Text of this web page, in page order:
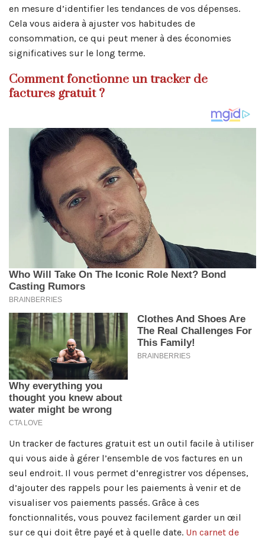
en mesure d’identifier les tendances de vos dépenses.
Cela vous aidera à ajuster vos habitudes de
consommation, ce qui peut mener à des économies
significatives sur le long terme.
Comment fonctionne un tracker de
factures gratuit ?
Un tracker de factures gratuit est un outil facile à utiliser
qui vous aide à gérer l’ensemble de vos factures en un
seul endroit. Il vous permet d’enregistrer vos dépenses,
d’ajouter des rappels pour les paiements à venir et de
visualiser vos paiements passés. Grâce à ces
fonctionnalités, vous pouvez facilement garder un œil
sur ce qui doit être payé et à quelle date. Un carnet de